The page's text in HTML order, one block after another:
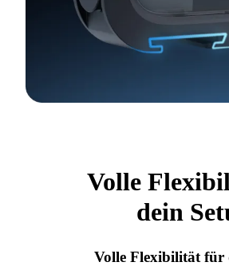
Volle
dein
Volle Flexibilität für